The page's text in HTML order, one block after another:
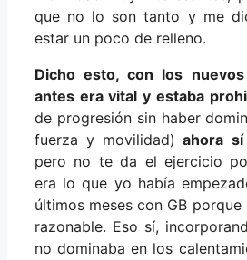
que no lo son tanto y me
estar un poco de relleno.
Dicho esto, con los
antes era vital y estaba
de progresión sin haber
fuerza y movilidad) ahora
pero no te da el ejercicio
era lo que yo había
últimos meses con GB
razonable. Eso sí,
no dominaba en los